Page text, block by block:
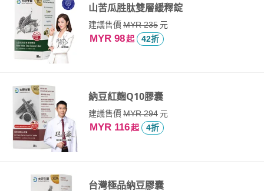
山苦瓜胜肽雙層緩釋錠
建議售價MYR 235元
MYR 98起 42折
納豆紅麴Q10膠囊
建議售價MYR 294元
MYR 116起 4折
台灣極品納豆膠囊